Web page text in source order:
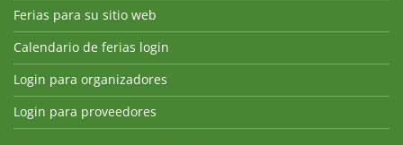
Ferias para su sitio web
Calendario de ferias login
Login para organizadores
Login para proveedores